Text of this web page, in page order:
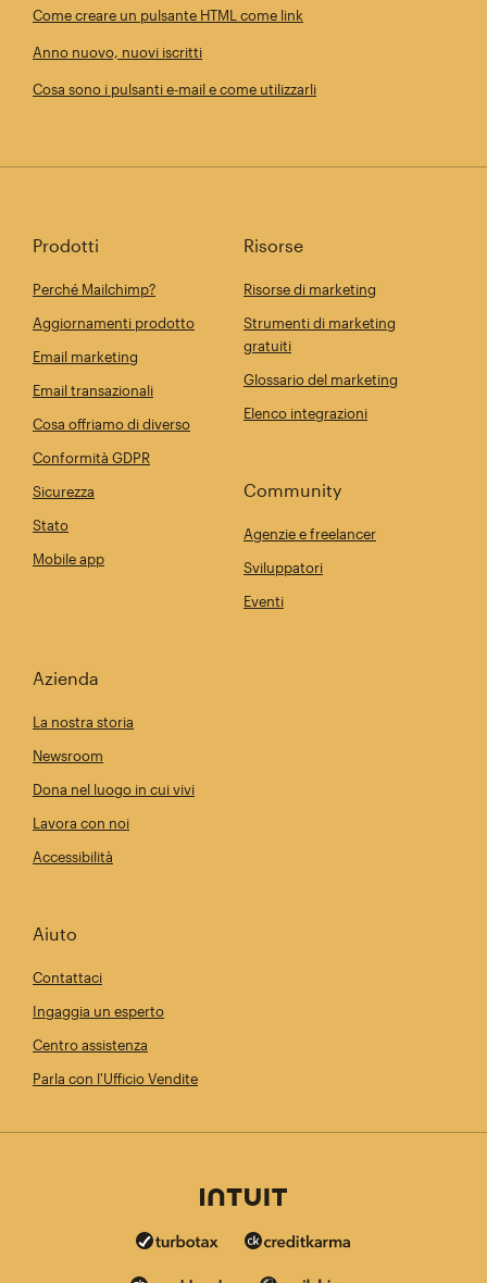
Come creare un pulsante HTML come link
Anno nuovo, nuovi iscritti
Cosa sono i pulsanti e-mail e come utilizzarli
Prodotti
Perché Mailchimp?
Aggiornamenti prodotto
Email marketing
Email transazionali
Cosa offriamo di diverso
Conformità GDPR
Sicurezza
Stato
Mobile app
Risorse
Risorse di marketing
Strumenti di marketing
gratuiti
Glossario del marketing
Elenco integrazioni
Community
Agenzie e freelancer
Sviluppatori
Eventi
Azienda
La nostra storia
Newsroom
Dona nel luogo in cui vivi
Lavora con noi
Accessibilità
Aiuto
Contattaci
Ingaggia un esperto
Centro assistenza
Parla con l'Ufficio Vendite